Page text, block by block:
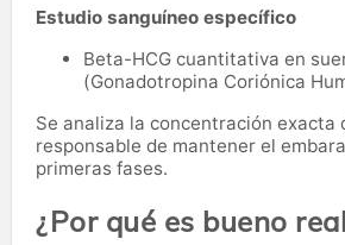
Estudio sanguíneo específico
Beta-HCG cuantitativa en
(Gonadotropina Coriónica
Se analiza la concentración exacta
responsable de mantener el
primeras fases.
¿Por qué es bueno